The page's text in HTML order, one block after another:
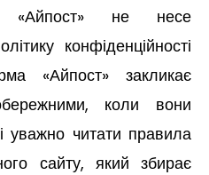
«Айпост» не несе
конфіденційності
«Айпост» закликає
коли вони
уважно читати правила
сайту, який збирає